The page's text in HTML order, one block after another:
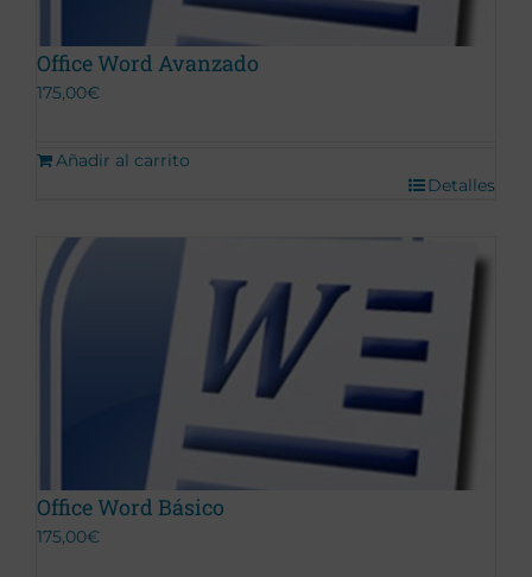
Office Word Avanzado
175,00€
Añadir al carrito
Detalles
Office Word Básico
175,00€